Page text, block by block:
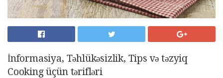
İnformasiya, Təhlükəsizlik, Tips və təzyiq
Cooking üçün tərifləri